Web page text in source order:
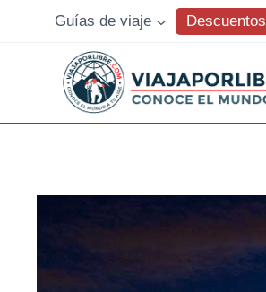
Guías de viaje Descuentos